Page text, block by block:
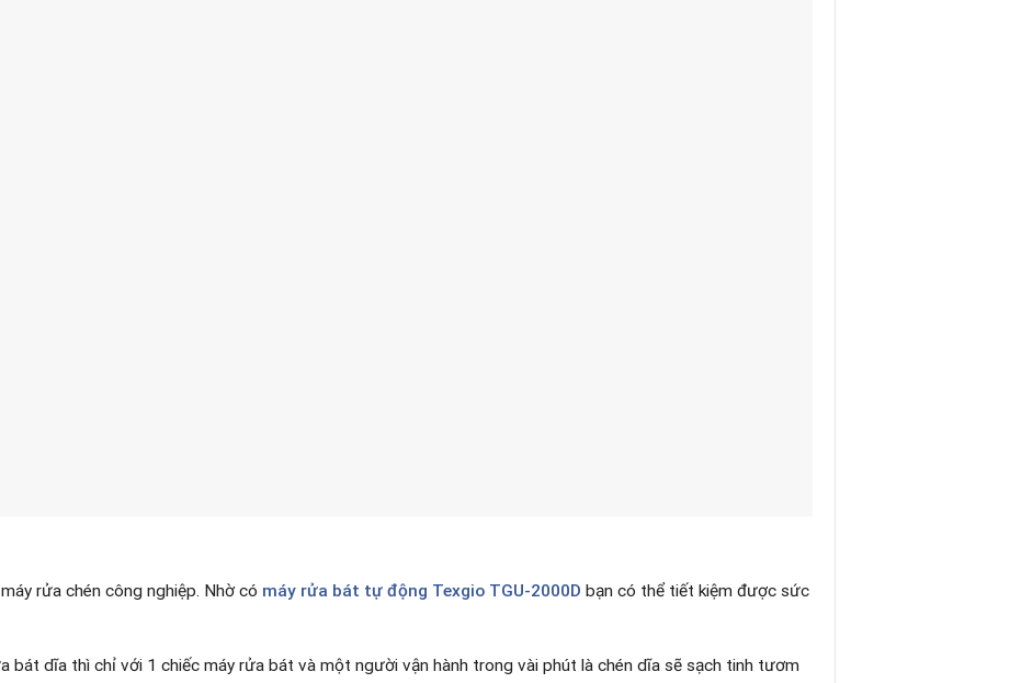
rửa chén công nghiệp. Nhờ có máy rửa bát tự động Texgio TGU-2000D bạn có thể tiết kiệm được sức
bát dĩa thì chỉ với 1 chiếc máy rửa bát và một người vận hành trong vài phút là chén dĩa sẽ sạch tinh tươm